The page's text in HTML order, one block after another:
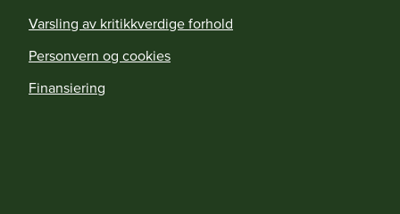
Varsling av kritikkverdige forhold
Personvern og cookies
Finansiering